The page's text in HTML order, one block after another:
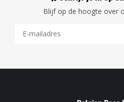
Blijf op de hoogte over